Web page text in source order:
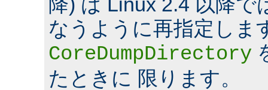
なうように再指定しま
CoreDumpDirectory
たときに 限ります。